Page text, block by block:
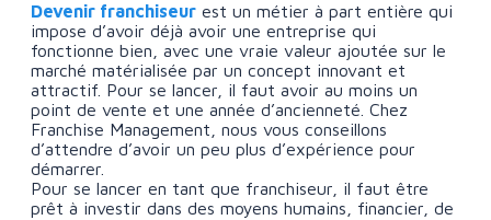
Devenir franchiseur est un métier à part entière qui
impose d’avoir déjà avoir une entreprise qui
fonctionne bien, avec une vraie valeur ajoutée sur le
marché matérialisée par un concept innovant et
attractif. Pour se lancer, il faut avoir au moins un
point de vente et une année d’ancienneté. Chez
Franchise Management, nous vous conseillons
d’attendre d’avoir un peu plus d’expérience pour
démarrer.
Pour se lancer en tant que franchiseur, il faut être
prêt à investir dans des moyens humains, financier, de